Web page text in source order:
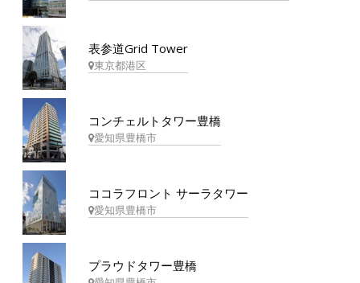
表参道Grid Tower
東京都港区
コンチェルトタワー豊橋
愛知県豊橋市
ココラフロント サーラタワー
愛知県豊橋市
プラウドタワー豊橋